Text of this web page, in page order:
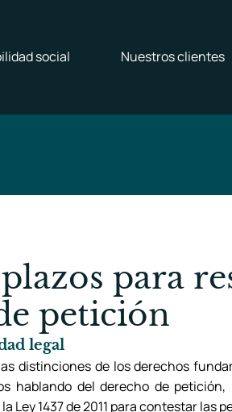
social Nuestros clientes
para
petición
legal
distinciones de los derechos
hablando del derecho de
Ley 1437 de 2011 para contestar las